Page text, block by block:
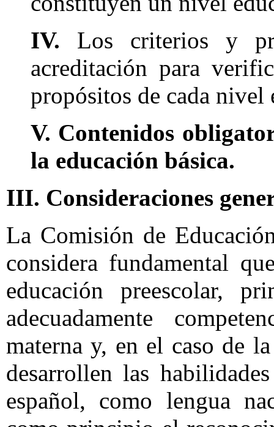
IV. Los criterios y
acreditación para
propósitos de cada
V. Contenidos
la educación básica.
III. Consideraciones
La Comisión de
considera fundamental
educación preescolar,
adecuadamente
materna y, en el caso de
desarrollen las
español, como lengua